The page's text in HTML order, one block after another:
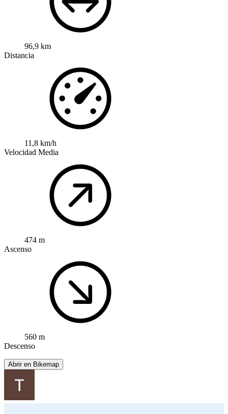
96,9 km
Distancia
11,8 km/h
Velocidad Media
474 m
Ascenso
560 m
Descenso
Abrir en Bikemap